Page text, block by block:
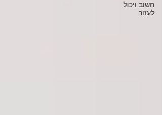
חשוב ויכול
לעזור